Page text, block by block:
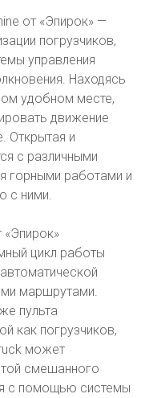
от «Эпирок» —
погрузчиков,
управления
Находясь
удобном месте,
движение
Открытая и
с различными
горными работами и
с ними.
цикл работы
маршрутами.
пульта
как погрузчиков,
может
смешанного
с помощью системы